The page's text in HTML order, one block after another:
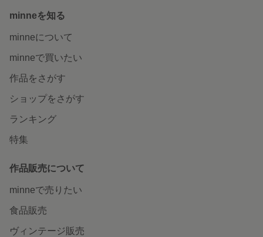
minneを知る
minneについて
minneで買いたい
作品をさがす
ショップをさがす
ランキング
特集
作品販売について
minneで売りたい
食品販売
ヴィンテージ販売